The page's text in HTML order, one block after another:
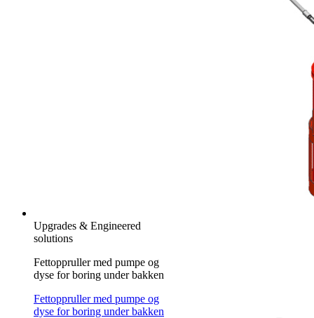
Upgrades & Engineered
solutions
Fettoppruller med pumpe og
dyse for boring under bakken
Fettoppruller med pumpe og
dyse for boring under bakken